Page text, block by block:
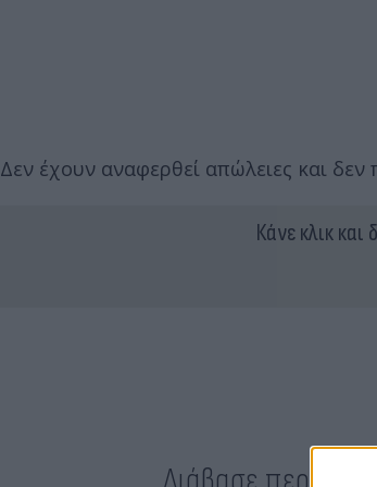
Δεν έχουν αναφερθεί απώλειες και
Κάνε κλικ και